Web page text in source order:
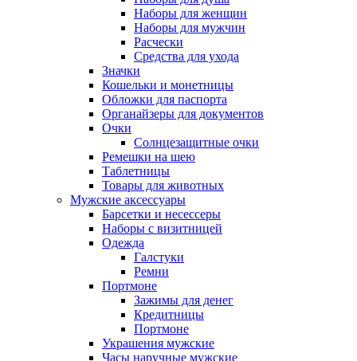
Наборы для женщин
Наборы для мужчин
Расчески
Средства для ухода
Значки
Кошельки и монетницы
Обложки для паспорта
Органайзеры для документов
Очки
Солнцезащитные очки
Ремешки на шею
Таблетницы
Товары для животных
Мужские аксессуары
Барсетки и несессеры
Наборы с визитницей
Одежда
Галстуки
Ремни
Портмоне
Зажимы для денег
Кредитницы
Портмоне
Украшения мужские
Часы наручные мужские